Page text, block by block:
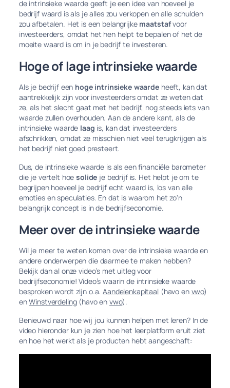
de intrinsieke waarde geeft je een idee van hoeveel je
bedrijf waard is als je alles zou verkopen en alle schulden
zou afbetalen. Het is een belangrijke maatstafvoor
investeerders, omdat het hen helpt te bepalen of het de
moeite waard is om in je bedrijf te investeren.
Hoge of lage intrinsieke waarde
Als je bedrijf een hoge intrinsieke waardeheeft, kan dat
aantrekkelijk zijn voor investeerders omdat ze weten dat
ze, als het slecht gaat met het bedrijf, nog steeds iets van
waarde zullen overhouden. Aan de andere kant, als de
intrinsieke waarde laag is, kan dat investeerders
afschrikken, omdat ze misschien niet veel terugkrijgen als
het bedrijf niet goed presteert.
Dus, de intrinsieke waarde is als een financiële barometer
die je vertelt hoesolide je bedrijf is. Het helpt je om te
begrijpen hoeveel je bedrijf echt waard is, los van alle
emoties en speculaties. En dat is waarom het zo'n
belangrijk concept is in de bedrijfseconomie.
Meer over de intrinsieke waarde
Wil je meer te weten komen over de intrinsieke waarde en
andere onderwerpen die daarmee te maken hebben?
Bekijk dan al onze video’s met uitleg voor
bedrijfseconomie! Video’s waarin de intrinsieke waarde
besproken wordt zijn o.a.Aandelenkapitaal(havo en vwo)
enWinstverdeling(havo envwo).
Benieuwd naar hoe wij jou kunnen helpen met leren? In de
video hieronder kun je zien hoe het leerplatform eruit ziet
en hoe het werkt als je producten hebt aangeschaft: